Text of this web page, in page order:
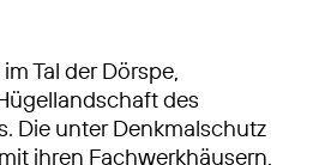
Tal der Dörspe,
des
Die unter Denkmalschutz
ihren Fachwerkhäusern,